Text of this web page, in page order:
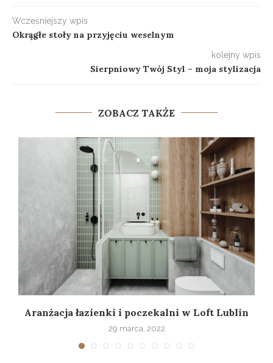
Wcześniejszy wpis
Okrągłe stoły na przyjęciu weselnym
kolejny wpis
Sierpniowy Twój Styl – moja stylizacja
ZOBACZ TAKŻE
Aranżacja łazienki i poczekalni w Loft Lublin
29 marca, 2022